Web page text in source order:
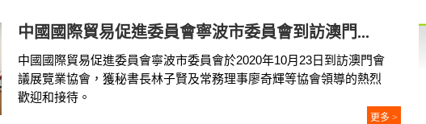
中國國際貿易促進委員會寧波市委員會到訪澳門...
中國國際貿易促進委員會寧波市委員會於2020年10月23日到訪澳門會
議展覽業協會，獲秘書長林子賢及常務理事廖奇輝等協會領導的熱烈
歡迎和接待。
更多 >